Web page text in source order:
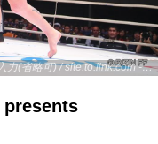
via text - ここをクリックして引用元(テキスト)を入力(省略可) / site.to.link.com - ここをクリックして引用元を入力(省略可)
presents